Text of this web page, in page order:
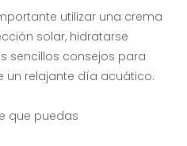
utilizar una crema
solar, hidratarse
sencillos consejos para
un relajante día acuático.
que puedas